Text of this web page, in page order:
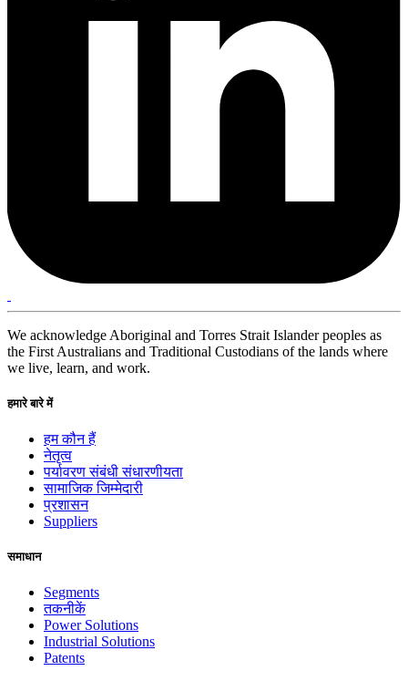
We acknowledge Aboriginal and Torres Strait Islander peoples as
the First Australians and Traditional Custodians of the lands where
we live, learn, and work.
हमारे बारे में
हम कौन हैं
नेतृत्व
पर्यावरण संबंधी संधारणीयता
सामाजिक जिम्मेदारी
प्रशासन
Suppliers
समाधान
Segments
तकनीकें
Power Solutions
Industrial Solutions
Patents